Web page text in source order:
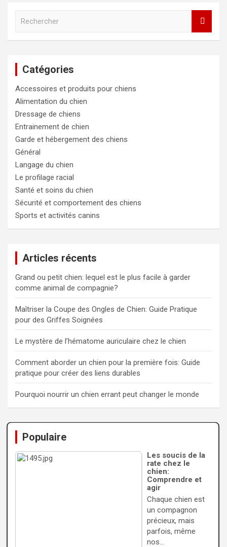
c
h
e
r
Catégories
Accessoires et produits pour chiens
Alimentation du chien
Dressage de chiens
Entrainement de chien
Garde et hébergement des chiens
Général
Langage du chien
Le profilage racial
Santé et soins du chien
Sécurité et comportement des chiens
Sports et activités canins
Articles récents
Grand ou petit chien: lequel est le plus facile à garder
comme animal de compagnie?
Maîtriser la Coupe des Ongles de Chien: Guide Pratique
pour des Griffes Soignées
Le mystère de l’hématome auriculaire chez le chien
Comment aborder un chien pour la première fois: Guide
pratique pour créer des liens durables
Pourquoi nourrir un chien errant peut changer le monde
Populaire
Les soucis de la
rate chez le
chien:
Comprendre et
agir
Chaque chien est
un compagnon
précieux, mais
parfois, même
nos…